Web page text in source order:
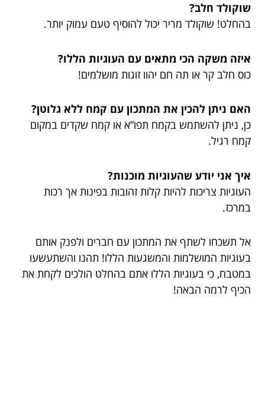
שוקולד חלב?
בהחלט! שוקולד מריר יכול להוסיף טעם עמוק יותר.
איזה משקה הכי מתאים עם העוגיות הללו?
כוס חלב קר או תה חם יהוו זוגות מושלמים!
האם ניתן להכין את המתכון עם קמח ללא גלוטן?
כן, ניתן להשתמש בקמח תפו”א או קמח שקדים במקום
קמח רגיל.
איך אני יודע שהעוגיות מוכנות?
העוגיות צריכות להיות קלות זהובות בפינות אך רכות
במרכז.
אל תשכחו לשתף את המתכון עם חברים ולפנק אותם
בעוגיות המושלמות והמשגעות הללו! תהנו והשתעשעו
במטבח, כי בעוגיות הללו אתם בהחלט הולכים לקחת את
הכיף לרמה הבאה!